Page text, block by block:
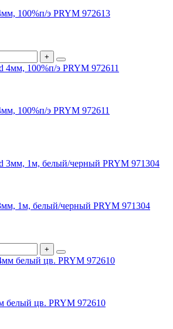
100%п/э PRYM 972613
100%п/э PRYM 972611
1м, белый/черный PRYM 971304
белый цв. PRYM 972610